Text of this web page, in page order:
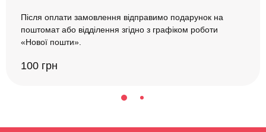
Після оплати замовлення відправимо подарунок на
поштомат або відділення згідно з графіком роботи
«Нової пошти».
100 грн